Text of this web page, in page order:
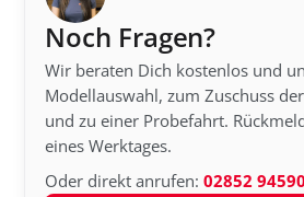
Noch Fragen?
Wir beraten Dich kostenlos und
Modellauswahl, zum Zuschuss
und zu einer Probefahrt.
eines Werktages.
Oder direkt anrufen:02852